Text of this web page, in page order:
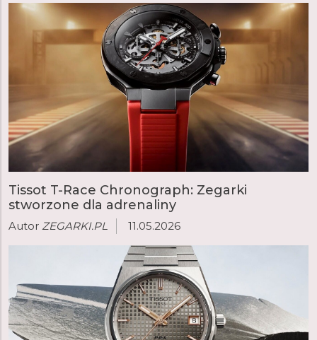
Tissot T-Race Chronograph: Zegarki
stworzone dla adrenaliny
Autor ZEGARKI.PL 11.05.2026